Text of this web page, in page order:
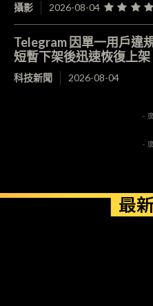
攝影 2026-08-04
Telegram 因單一用戶違
短暫下架後迅速恢復上架
科技新聞 2026-08-04
-
-
最